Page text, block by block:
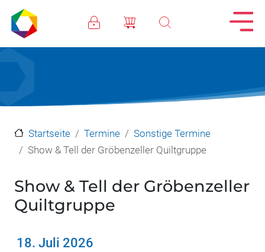
Direkt zum Inhalt
Startseite Termine
Sonstige Termine
Show & Tell der Gröbenzeller Quiltgruppe
Show & Tell der Gröbenzeller
Quiltgruppe
18. Juli 2026